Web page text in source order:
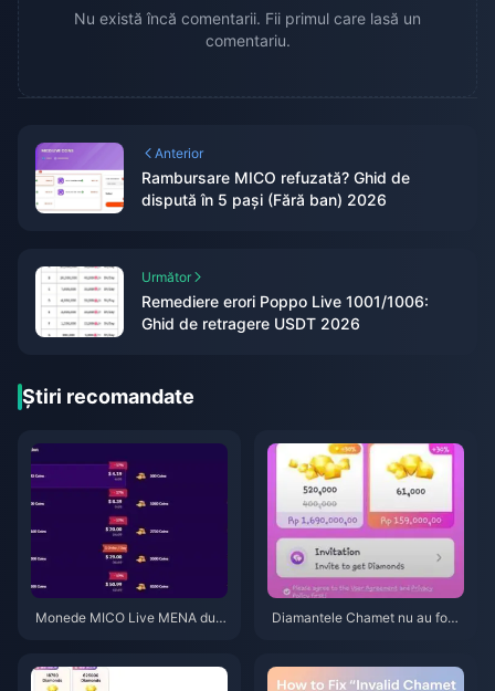
Nu există încă comentarii. Fii primul care lasă un
comentariu.
Anterior
Rambursare MICO refuzată? Ghid de
dispută în 5 pași (Fără ban) 2026
Următor
Remediere erori Poppo Live 1001/1006:
Ghid de retragere USDT 2026
Știri recomandate
Monede MICO Live MENA dup
Diamantele Chamet nu au fost